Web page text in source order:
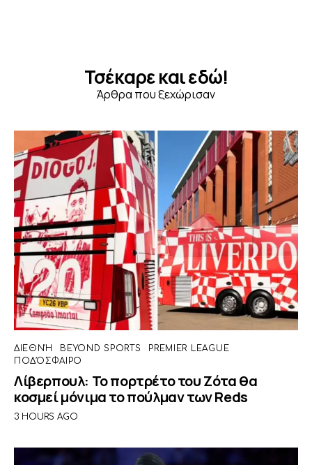
Τσέκαρε και εδώ!
Άρθρα που ξεχώρισαν
ΔΙΕΘΝΉ BEYOND SPORTS
PREMIER LEAGUE
ΠΟΔΌΣΦΑΙΡΟ
Λίβερπουλ: Το πορτρέτο του Ζότα θα
κοσμεί μόνιμα το πούλμαν των Reds
3 HOURS AGO